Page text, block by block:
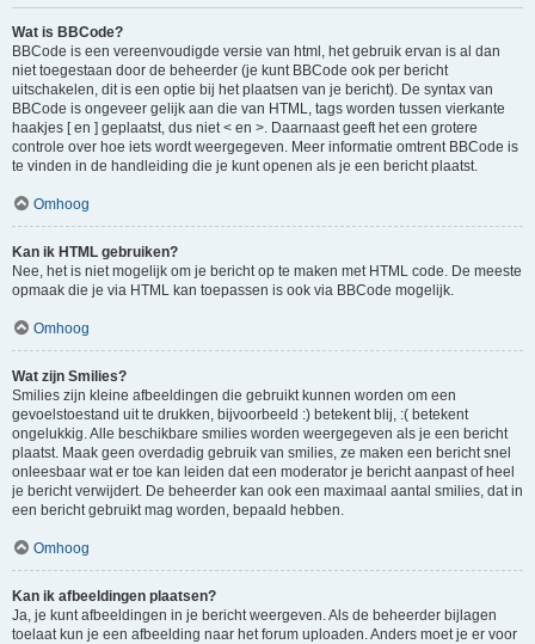
Wat is BBCode?
BBCode is een vereenvoudigde versie van html, het gebruik ervan is al dan
niet toegestaan door de beheerder (je kunt BBCode ook per bericht
uitschakelen, dit is een optie bij het plaatsen van je bericht). De syntax van
BBCode is ongeveer gelijk aan die van HTML, tags worden tussen vierkante
haakjes [ en ] geplaatst, dus niet < en >. Daarnaast geeft het een grotere
controle over hoe iets wordt weergegeven. Meer informatie omtrent BBCode is
te vinden in de handleiding die je kunt openen als je een bericht plaatst.
Omhoog
Kan ik HTML gebruiken?
Nee, het is niet mogelijk om je bericht op te maken met HTML code. De meeste
opmaak die je via HTML kan toepassen is ook via BBCode mogelijk.
Omhoog
Wat zijn Smilies?
Smilies zijn kleine afbeeldingen die gebruikt kunnen worden om een
gevoelstoestand uit te drukken, bijvoorbeeld :) betekent blij, :( betekent
ongelukkig. Alle beschikbare smilies worden weergegeven als je een bericht
plaatst. Maak geen overdadig gebruik van smilies, ze maken een bericht snel
onleesbaar wat er toe kan leiden dat een moderator je bericht aanpast of heel
je bericht verwijdert. De beheerder kan ook een maximaal aantal smilies, dat in
een bericht gebruikt mag worden, bepaald hebben.
Omhoog
Kan ik afbeeldingen plaatsen?
Ja, je kunt afbeeldingen in je bericht weergeven. Als de beheerder bijlagen
toelaat kun je een afbeelding naar het forum uploaden. Anders moet je er voor